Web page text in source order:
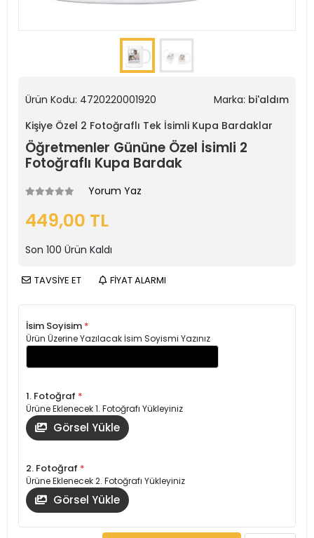
Ürün Kodu: 4720220001920 Marka: bi'aldım
Kişiye Özel 2 Fotoğraflı Tek İsimli Kupa Bardaklar
Öğretmenler Gününe Özel İsimli 2
Fotoğraflı Kupa Bardak
Yorum Yaz
449,00 TL
Son 100 Ürün Kaldı
TAVSİYE ET FİYAT ALARMI
İsim Soyisim *
Ürün Üzerine Yazılacak İsim Soyismi Yazınız
1. Fotoğraf *
Ürüne Eklenecek 1. Fotoğrafı Yükleyiniz
Görsel Yükle
2. Fotoğraf *
Ürüne Eklenecek 2. Fotoğrafı Yükleyiniz
Görsel Yükle